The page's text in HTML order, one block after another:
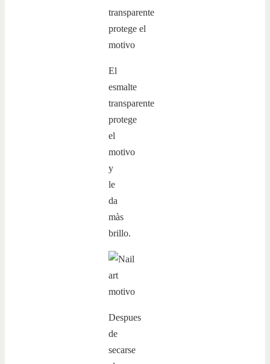
El
esmalte
transparente
protege
el
motivo
y
le
da
màs
brillo.
Despues
de
secarse